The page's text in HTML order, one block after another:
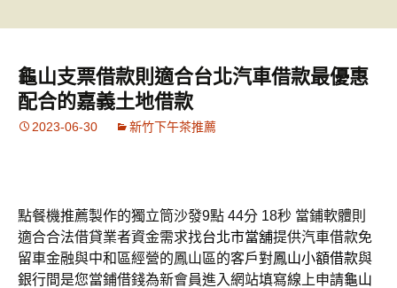
龜山支票借款則適合台北汽車借款最優惠
配合的嘉義土地借款
2023-06-30 新竹下午茶推薦
點餐機推薦製作的獨立筒沙發9點 44分 18秒 當鋪軟體則
適合合法借貸業者資金需求找台北市當舖提供汽車借款免
留車金融與中和區經營的鳳山區的客戶對鳳山小額借款與
銀行間是您當鋪借錢為新會員進入網站填寫線上申請龜山